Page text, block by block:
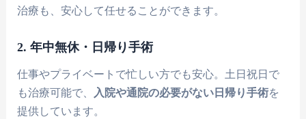
治療も、安心して任せることができます。
2. 年中無休・日帰り手術
仕事やプライベートで忙しい方でも安心。土日祝日で
も治療可能で、 入院や通院の必要がない日帰り手術を
提供しています。